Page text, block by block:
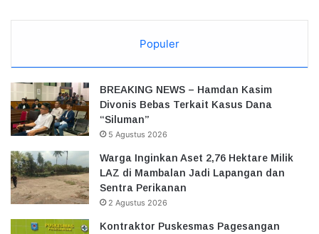
Populer
BREAKING NEWS – Hamdan Kasim
Divonis Bebas Terkait Kasus Dana
“Siluman”
5 Agustus 2026
Warga Inginkan Aset 2,76 Hektare Milik
LAZ di Mambalan Jadi Lapangan dan
Sentra Perikanan
2 Agustus 2026
Kontraktor Puskesmas Pagesangan